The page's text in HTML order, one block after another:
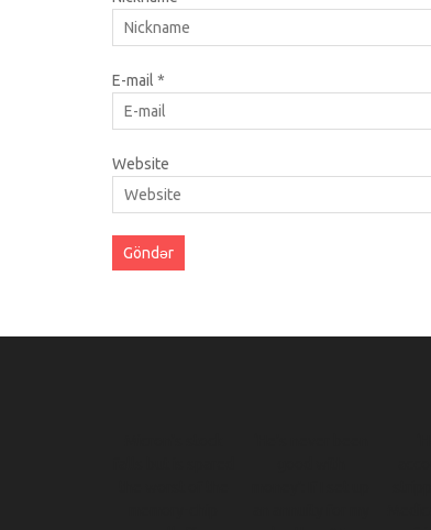
E-mail *
Website